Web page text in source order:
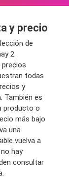
y precio
de
2
precios
todas
y
También es
producto o
más bajo
una
vuelva a
hay
consultar